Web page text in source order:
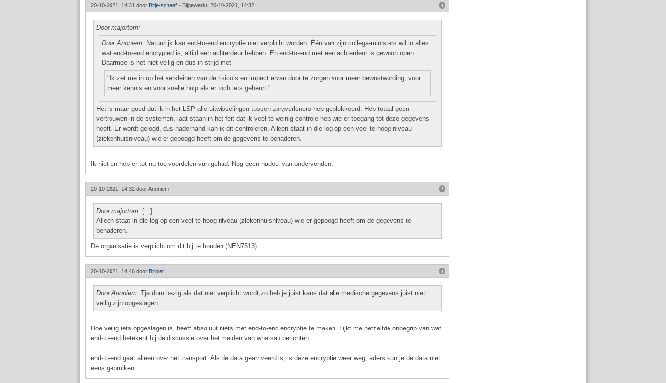
20-10-2021, 14:31 door Bitje-scheef - Bijgewerkt: 20-10-2021, 14:32
Door majortom:
Door Anoniem: Natuurlijk kan end-to-end encryptie niet verplicht worden. Één van zijn collega-ministers wil in alles
wat end-to-end encrypted is, altijd een achterdeur hebben. En end-to-end met een achterdeur is gewoon open.
Daarmee is het niet veilig en dus in strijd met
"Ik zet me in op het verkleinen van de risico’s en impact ervan door te zorgen voor meer bewustwording, voor
meer kennis en voor snelle hulp als er toch iets gebeurt."
Het is maar goed dat ik in het LSP alle uitwisselingen tussen zorgverleners heb geblokkeerd. Heb totaal geen
vertrouwen in de systemen, laat staan in het feit dat ik veel te weinig controle heb wie er toegang tot deze gegevens
heeft. Er wordt gelogd, dus naderhand kan ik dit controleren. Alleen staat in die log op een veel te hoog niveau
(ziekenhuisniveau) wie er gepoogd heeft om de gegevens te benaderen.
Ik niet en heb er tot nu toe voordelen van gehad. Nog geen nadeel van ondervonden.
20-10-2021, 14:32 doorAnoniem
Door majortom: [...]
Alleen staat in die log op een veel te hoog niveau (ziekenhuisniveau) wie er gepoogd heeft om de gegevens te
benaderen.
De organisatie is verplicht om dit bij te houden (NEN7513).
20-10-2021, 14:46 door Briolet
Door Anoniem: Tja dom bezig als dat niet verplicht wordt,zo heb je juist kans dat alle medische gegevens juist niet
veilig zijn opgeslagen.
Hoe veilig iets opgeslagen is, heeft absoluut niets met end-to-end encryptie te maken. Lijkt me hetzelfde onbegrip van wat
end-to-end betekent bij de discussie over het melden van whatsap berichten.
end-to-end gaat alleen over het transport. Als de data gearriveerd is, is deze encryptie weer weg, aders kun je de data niet
eens gebruiken.